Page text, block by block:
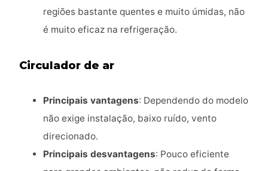
regiões bastante quentes e muito úmidas, não
é muito eficaz na refrigeração.
Circulador de ar
Principais vantagens: Dependendo do modelo
não exige instalação, baixo ruído, vento
direcionado.
Principais desvantagens: Pouco eficiente